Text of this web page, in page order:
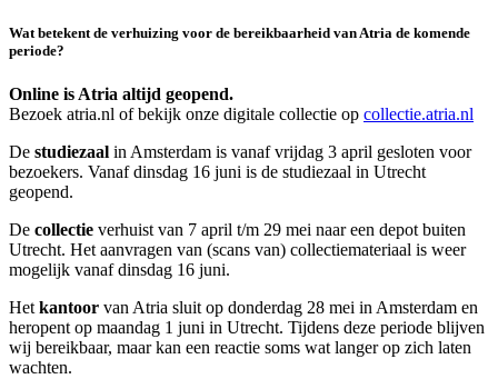
Wat betekent de verhuizing voor de bereikbaarheid van Atria de komende
periode?
Online is Atria altijd geopend.
Bezoek atria.nl of bekijk onze digitale collectie op collectie.atria.nl
De studiezaal in Amsterdam is vanaf vrijdag 3 april gesloten voor
bezoekers. Vanaf dinsdag 16 juni is de studiezaal in Utrecht
geopend.
De collectie verhuist van 7 april t/m 29 mei naar een depot buiten
Utrecht. Het aanvragen van (scans van) collectiemateriaal is weer
mogelijk vanaf dinsdag 16 juni.
Het kantoor van Atria sluit op donderdag 28 mei in Amsterdam en
heropent op maandag 1 juni in Utrecht. Tijdens deze periode blijven
wij bereikbaar, maar kan een reactie soms wat langer op zich laten
wachten.